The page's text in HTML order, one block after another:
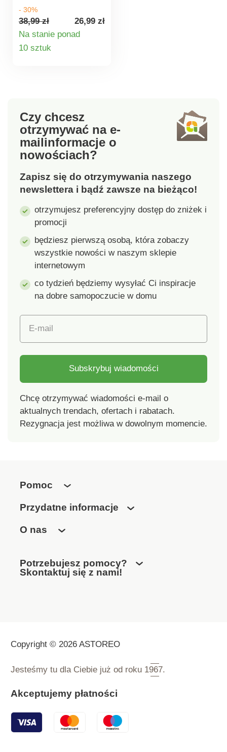
gąbką otoczoną siatką
i ściągaczką! Jest
bardzo praktyczna i
nie pozostawia smug!
- 30%
38,99 zł
26,99 zł
Na stanie ponad
10 sztuk
Czy chcesz
otrzymywać na e-
mailinformacje o
nowościach?
Zapisz się do otrzymywania naszego
newslettera i bądź zawsze na bieżąco!
otrzymujesz preferencyjny dostęp do zniżek i
promocji
będziesz pierwszą osobą, która zobaczy
wszystkie nowości w naszym sklepie
internetowym
co tydzień będziemy wysyłać Ci inspiracje
na dobre samopoczucie w domu
E-mail
Subskrybuj wiadomości
Chcę otrzymywać wiadomości e-mail o
aktualnych trendach, ofertach i rabatach.
Rezygnacja jest możliwa w dowolnym momencie.
Pomoc
Przydatne informacje
O nas
Potrzebujesz pomocy?
Skontaktuj się z nami!
Copyright © 2026 ASTOREO
Jesteśmy tu dla Ciebie już od roku 1967.
Akceptujemy płatności